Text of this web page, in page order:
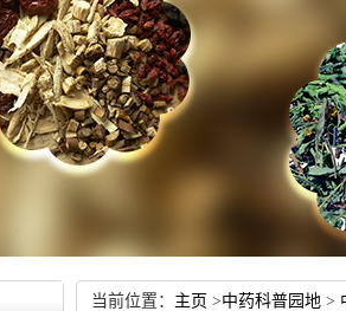
当前位置： 主页 >中药科普园地 >